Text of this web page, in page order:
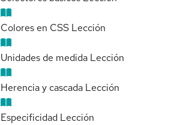
Colores en CSS Lección
Unidades de medida Lección
Herencia y cascada Lección
Especificidad Lección